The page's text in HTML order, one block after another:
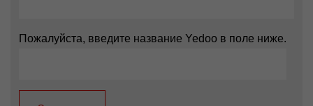
Пожалуйста, введите название Yedoo в поле ниже.